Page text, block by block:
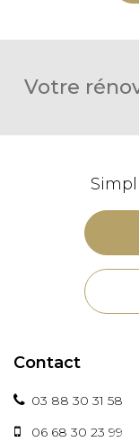
Votre
Contact
03 88 30 31 58
06 68 30 23 99